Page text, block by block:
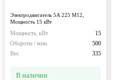
Электродвигатель 5А 225 М12,
Мощность 15 кВт
Мощность, кВт
15
Обороты / мин.
500
Вес
335
В наличии